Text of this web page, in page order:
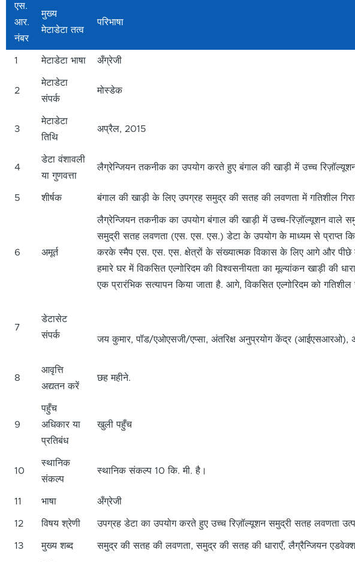
एस.
आर.
नंबर
मुख्य
मेटाडेटा तत्व
परिभाषा
1 मेटाडेटा भाषा अँग्रेजी
2
मेटाडेटा
संपर्क
मोस्डेक
3
मेटाडेटा
तिथि
अप्रैल, 2015
4
डेटा वंशावली
या गुणवत्ता
लैग्रेन्जियन तकनीक का उपयोग करते हुए बंगाल की खाड़ी में उच्च
5 शीर्षक बंगाल की खाड़ी के लिए उपग्रह समुद्र की सतह की लवणता में गतिशील
6 अमूर्त
लैग्रेन्जियन तकनीक का उपयोग बंगाल की खाड़ी में उच्च-रिज़ॉल्यूशन वाले
समुद्री सतह लवणता (एस. एस. एस.) डेटा के उपयोग के माध्यम से प्राप्त
करके स्मैप एस. एस. एस. क्षेत्रों के संख्यात्मक विकास के लिए आगे और पीछे
हमारे घर में विकसित एल्गोरिदम की विश्वसनीयता का मूल्यांकन खाड़ी की
एक प्रारंभिक सत्यापन किया जाता है. आगे, विकसित एल्गोरिदम को
7
डेटासेट
संपर्क
जय कुमार, पॉड/एओएसजी/एप्सा, अंतरिक्ष अनुप्रयोग केंद्र (आईएसआरओ),
8
आवृत्ति
अद्यतन करें
छह महीने.
9
पहुँच
अधिकार या
प्रतिबंध
खुली पहुँच
10
स्थानिक
संकल्प
स्थानिक संकल्प 10 कि. मी. है।
11 भाषा अँग्रेजी
12 विषय श्रेणी उपग्रह डेटा का उपयोग करते हुए उच्च रिज़ॉल्यूशन समुद्री सतह लवणता
13 मुख्य शब्द समुद्र की सतह की लवणता, समुद्र की सतह की धाराएँ, लैग्रैन्जियन